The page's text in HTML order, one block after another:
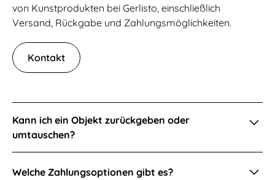
von Kunstprodukten bei Gerlisto, einschließlich
Versand, Rückgabe und Zahlungsmöglichkeiten.
Kontakt
Kann ich ein Objekt zurückgeben oder
umtauschen?
Design Stück vollkommen zufrieden sind. Bitte
Welche Zahlungsoptionen gibt es?